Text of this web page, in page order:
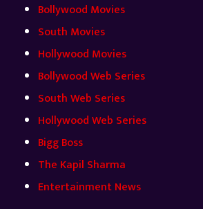
Bollywood Movies
South Movies
Hollywood Movies
Bollywood Web Series
South Web Series
Hollywood Web Series
Bigg Boss
The Kapil Sharma
Entertainment News